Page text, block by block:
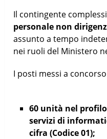
Il contingente
personale non
assunto a tempo
nei ruoli del Ministero
I posti messi a
60 unità nel
servizi di
cifra (Codice 01);